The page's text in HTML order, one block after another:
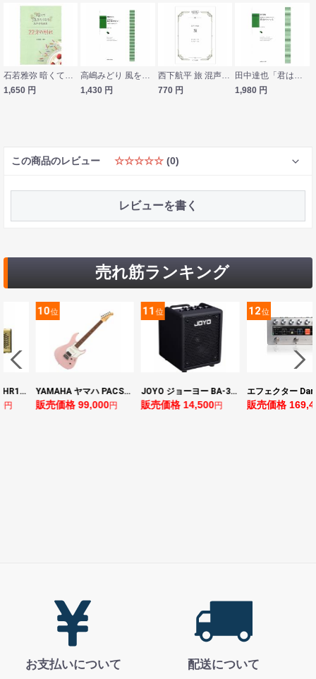
石若雅弥 暗くて泣きたくなる混声合唱曲集 22才の別れ カワイ出版
1,650 円
高嶋みどり 風を乗せたい〜和合亮一の二編の詩によせて〜混声合唱のための カワイ出版
1,430 円
西下航平 旅 混声合唱曲 カワイ出版社
770 円
田中達也「君はかわいいと」混声合唱とピアノのための４つのスケッチ カワイ出版
1,980 円
この商品のレビュー ☆☆☆☆☆ (0)
レビューを書く
売れ筋ランキング
ヤマハ YAMAHA THR10II 小型ギターアンプ
円
10位
YAMAHA ヤマハ PACS+12 ASP Pacifica Standard Plus パシフィカスタンダードプラス エレキギター
販売価格 99,000円
11位
JOYO ジョーヨー BA-30 VIBE CUBE BLK 30W 小型ベースアンプ Bluetooth+OTGオーディオI/F搭載
販売価格 14,500円
12位
販売価格
お支払いについて 配送について